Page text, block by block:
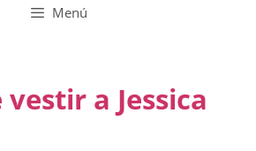
Menú
vestir a Jessica